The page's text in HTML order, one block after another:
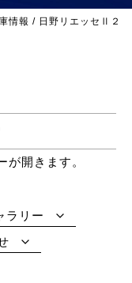
情報 / 日野リエッセⅡ２
が開きます。
ラリー